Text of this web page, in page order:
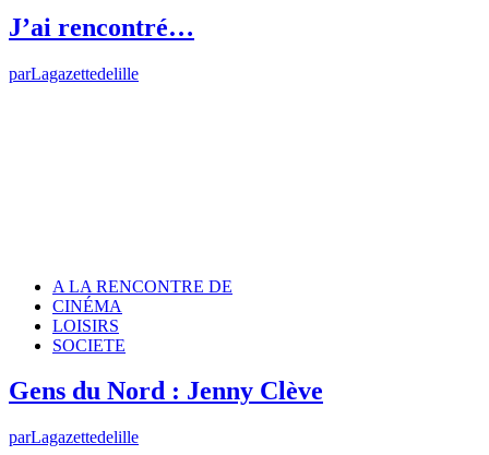
J’ai rencontré…
parLagazettedelille
A LA RENCONTRE DE
CINÉMA
LOISIRS
SOCIETE
Gens du Nord : Jenny Clève
parLagazettedelille